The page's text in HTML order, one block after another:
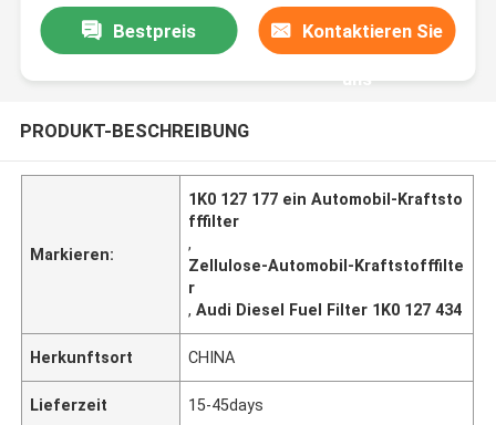
Bestpreis Kontaktieren Sie
uns
PRODUKT-BESCHREIBUNG
Markieren:
1K0 127 177 ein Automobil-Kraftsto
fffilter
,
Zellulose-Automobil-Kraftstofffilte
r
,Audi Diesel Fuel Filter 1K0 127 434
Herkunftsort CHINA
Lieferzeit 15-45days